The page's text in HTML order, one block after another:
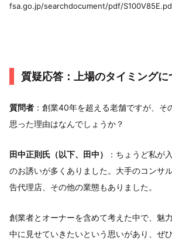
fsa.go.jp/searchdocument/pdf/S100V85E.pdf
質疑応答：上場のタイミングに
質問者 ：創業40年を超える老舗ですが、そ
思った理由はなんでしょうか？
田中正則氏（以下、田中）
：ちょうど私が
のお誘いが多くありました。大手のコンサ
告代理店、その他の業態もありました。
創業者とオーナーを含めて考えた中で、魅
中に見せていきたいという思いがあり、ぜ